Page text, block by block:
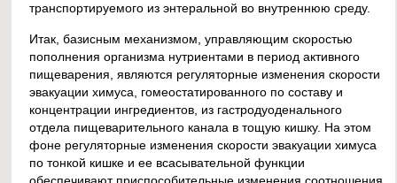
транспортируемого из энтеральной во внутреннюю среду.
Итак, базисным механизмом, управляющим скоростью
пополнения организма нутриентами в период активного
пищеварения, являются регуляторные изменения скорости
эвакуации химуса, гомеостатированного по составу и
концентрации ингредиентов, из гастродуоденального
отдела пищеварительного канала в тощую кишку. На этом
фоне регуляторные изменения скорости эвакуации химуса
по тонкой кишке и ее всасывательной функции
обеспечивают приспособительные изменения соотношения